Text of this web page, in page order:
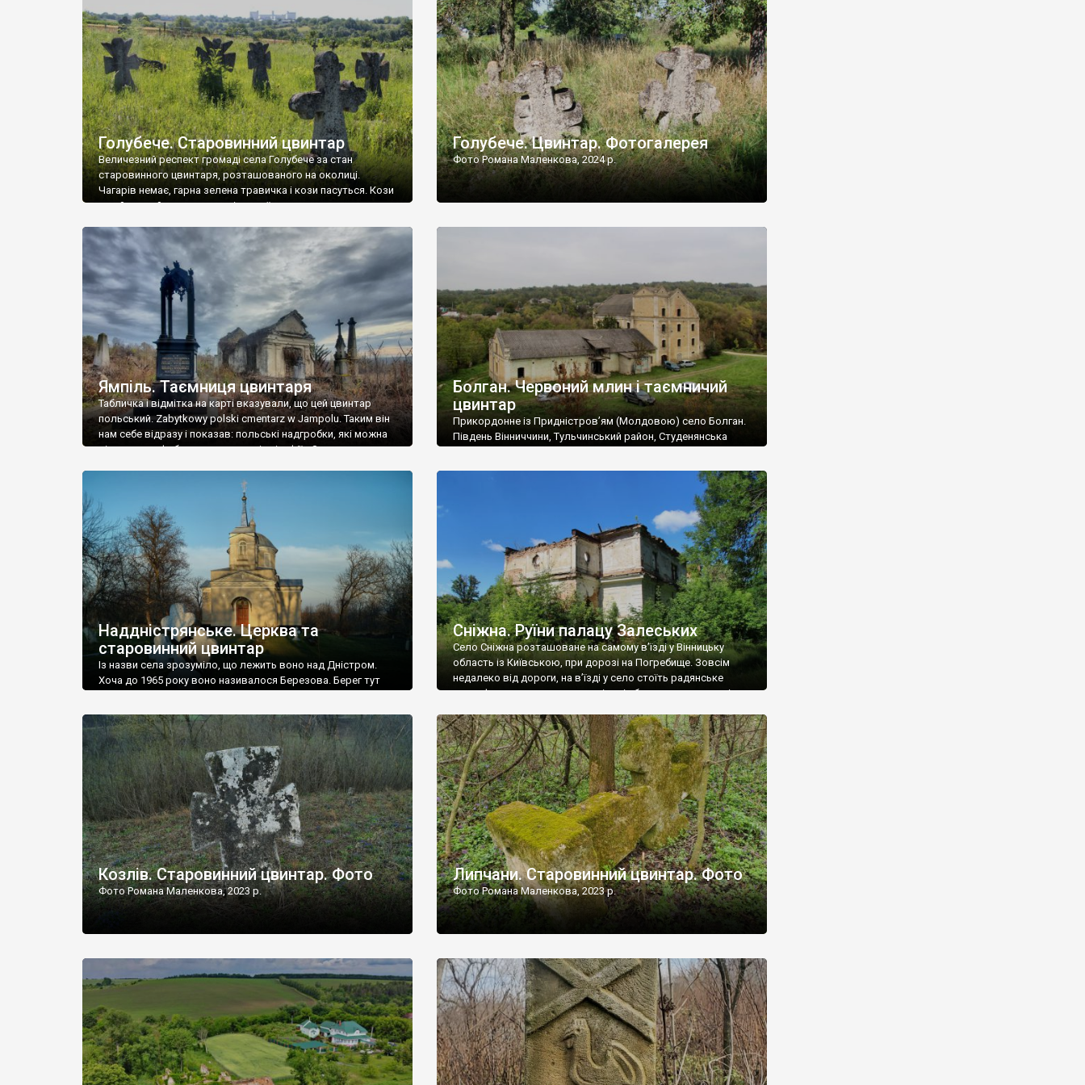
[…]
Голубече. Старовинний цвинтар
Величезний респект громаді села Голубече за стан
старовинного цвинтаря, розташованого на околиці.
Чагарів немає, гарна зелена травичка і кози пасуться. Кози
– найкращий регулятор шкідливої, для старих кладовищ,
бруньками, кози ті бруньки обгризають, бо то улюблений
делікатес. На цвинтарі у Голубечому ціла колекція
різноманітних форм хрестів. Село відносно невелике, […]
Голубече. Цвинтар. Фотогалерея
Фото Романа Маленкова, 2024 р.
Ямпіль. Таємниця цвинтаря
Табличка і відмітка на карті вказували, що цей цвинтар
польський. Zabytkowy polski cmentarz w Jampolu. Таким він
нам себе відразу і показав: польські надгробки, які можна
віднести до фабричних, польські епітафії… Загалом цвинтар
виявилося більше семи гектарів. Перше враження про
абсолютну звичайність польського цвинтаря виявилося
оманливим – […]
Болган. Червоний млин і таємничий
цвинтар
Прикордонне із Придністров’ям (Молдовою) село Болган.
Південь Вінниччини, Тульчинський район, Студенянська
старовинний цвинтар із кам’яними хрестами. Всі епітафії, які
збереглися, написані кирилицею, церковнослов’янською
мовою. За всіма традиційними ознаками – цвинтар
український. Хрести датуються 19 століттям. У 1924-1940
роках Болган […]
Наддністрянське. Церква та
старовинний цвинтар
Із назви села зрозуміло, що лежить воно над Дністром.
Хоча до 1965 року воно називалося Березова. Берег тут
Наддністрянське відрізняється від більшості навколишніх
сіл. У селі є мурована Михайлівська церква. Точної дати […]
Сніжна. Руїни палацу Залеських
Село Сніжна розташоване на самому в’їзді у Вінницьку
область із Київською, при дорозі на Погребище. Зовсім
недалеко від дороги, на в’їзді у село стоїть радянське
рельєфне пано, яке показує жінку і яблуню, а трохи далі,
дороги їх не видно, але видно дві стареньких колії у траві –
[…]
Козлів. Старовинний цвинтар. Фото
Фото Романа Маленкова, 2023 р.
Липчани. Старовинний цвинтар. Фото
Фото Романа Маленкова, 2023 р.